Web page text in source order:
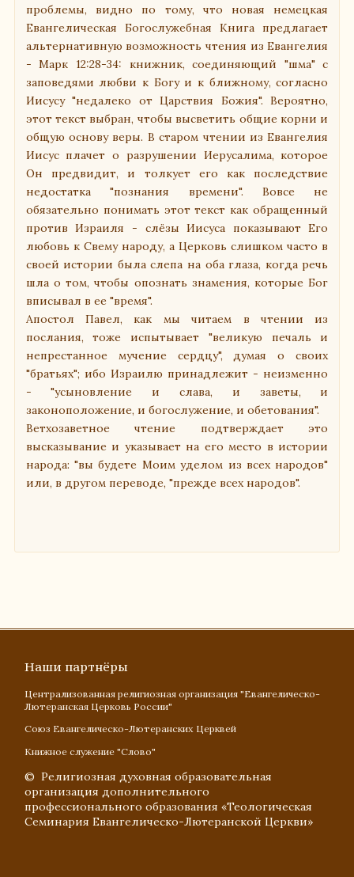
проблемы, видно по тому, что новая немецкая
Евангелическая Богослужебная Книга предлагает
альтернативную возможность чтения из Евангелия
- Марк 12:28-34: книжник, соединяющий "шма" с
заповедями любви к Богу и к ближному, согласно
Иисусу "недалеко от Царствия Божия". Вероятно,
этот текст выбран, чтобы высветить общие корни и
общую основу веры. В старом чтении из Евангелия
Иисус плачет о разрушении Иерусалима, которое
Он предвидит, и толкует его как последствие
недостатка "познания времени". Вовсе не
обязательно понимать этот текст как обращенный
против Израиля - слёзы Иисуса показывают Его
любовь к Свему народу, а Церковь слишком часто в
своей истории была слепа на оба глаза, когда речь
шла о том, чтобы опознать знамения, которые Бог
вписывал в ее "время".
Апостол Павел, как мы читаем в чтении из
послания, тоже испытывает "великую печаль и
непрестанное мучение сердцу", думая о своих
"братьях"; ибо Израилю принадлежит - неизменно
- "усыновление и слава, и заветы, и
законоположение, и богослужение, и обетования".
Ветхозаветное чтение подтверждает это
высказывание и указывает на его место в истории
народа: "вы будете Моим уделом из всех народов"
или, в другом переводе, "прежде всех народов".
Наши партнёры
Централизованная религиозная организация "Евангелическо-
Лютеранская Церковь России"
Союз Евангелическо-Лютеранских Церквей
Книжное служение "Слово"
© Религиозная духовная образовательная
организация дополнительного
профессионального образования «Теологическая
Семинария Евангелическо-Лютеранской Церкви»